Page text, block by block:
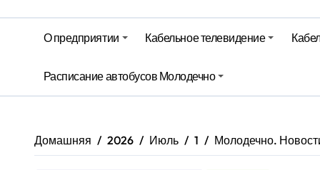
Гороскоп на 6 августа
Молодечно. Новости время
Молодечно. Новости время
О предприятии Кабельное телевидение
Расписание автобусов Молодечно
Домашняя 2026 Июль 1 Молодечно.